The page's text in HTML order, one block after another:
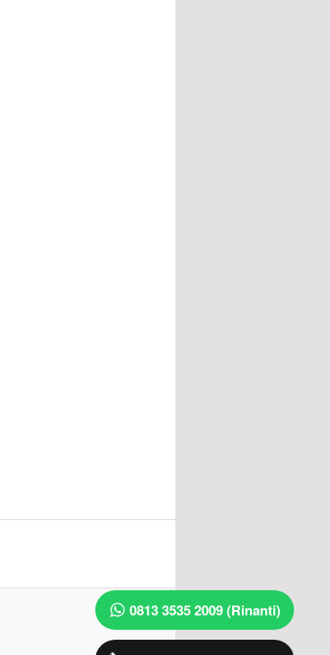
0813 3535 2009 (Rinanti)